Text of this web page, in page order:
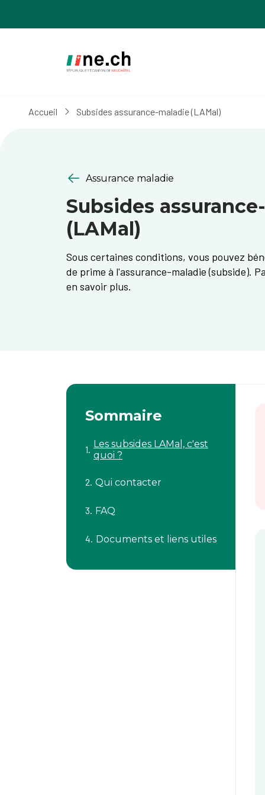
Accueil Subsides assurance-maladie (LAMal)
Assurance maladie
Subsides
(LAMal)
Sous certaines conditions, vous pouvez
de prime à l'assurance-maladie (subside).
en savoir plus.
Sommaire
Les subsides LAMal, c'est
quoi ?
Qui contacter
FAQ
Documents et liens utiles